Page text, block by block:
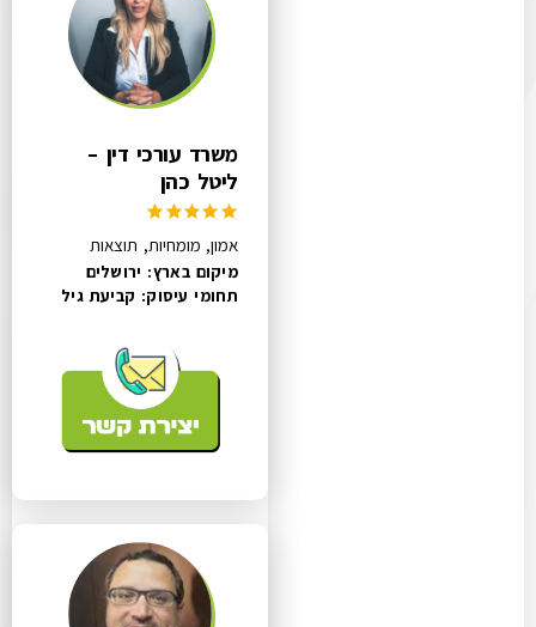
משרד עורכי דין –
ליטל כהן
אמון, מומחיות, תוצאות
מיקום בארץ: ירושלים
תחומי עיסוק: קביעת גיל